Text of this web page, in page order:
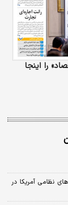
را اینجا
نظامی آمریکا در